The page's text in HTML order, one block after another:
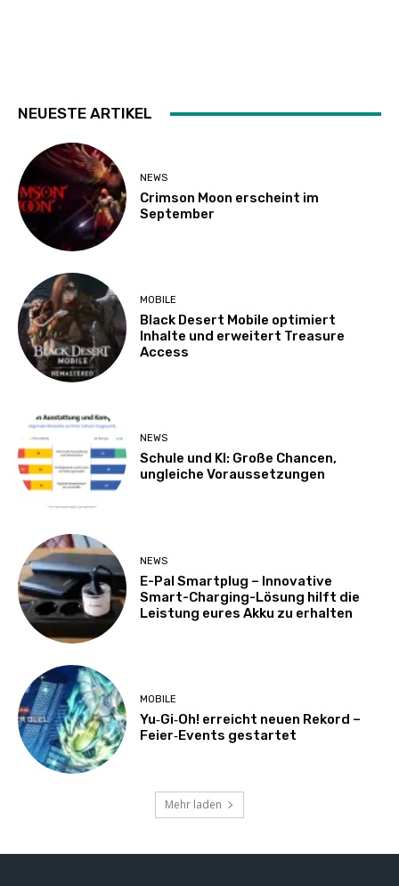
NEUESTE ARTIKEL
NEWS
Crimson Moon erscheint im
September
MOBILE
Black Desert Mobile optimiert
Inhalte und erweitert Treasure
Access
NEWS
Schule und KI: Große Chancen,
ungleiche Voraussetzungen
NEWS
E-Pal Smartplug – Innovative
Smart-Charging-Lösung hilft die
Leistung eures Akku zu erhalten
MOBILE
Yu‑Gi‑Oh! erreicht neuen Rekord –
Feier‑Events gestartet
Mehr laden